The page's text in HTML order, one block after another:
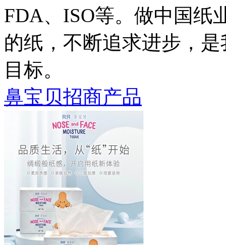
FDA、ISO等。做中国纸
的纸，不断追求进步，
目标。
鼻宝贝招商产品